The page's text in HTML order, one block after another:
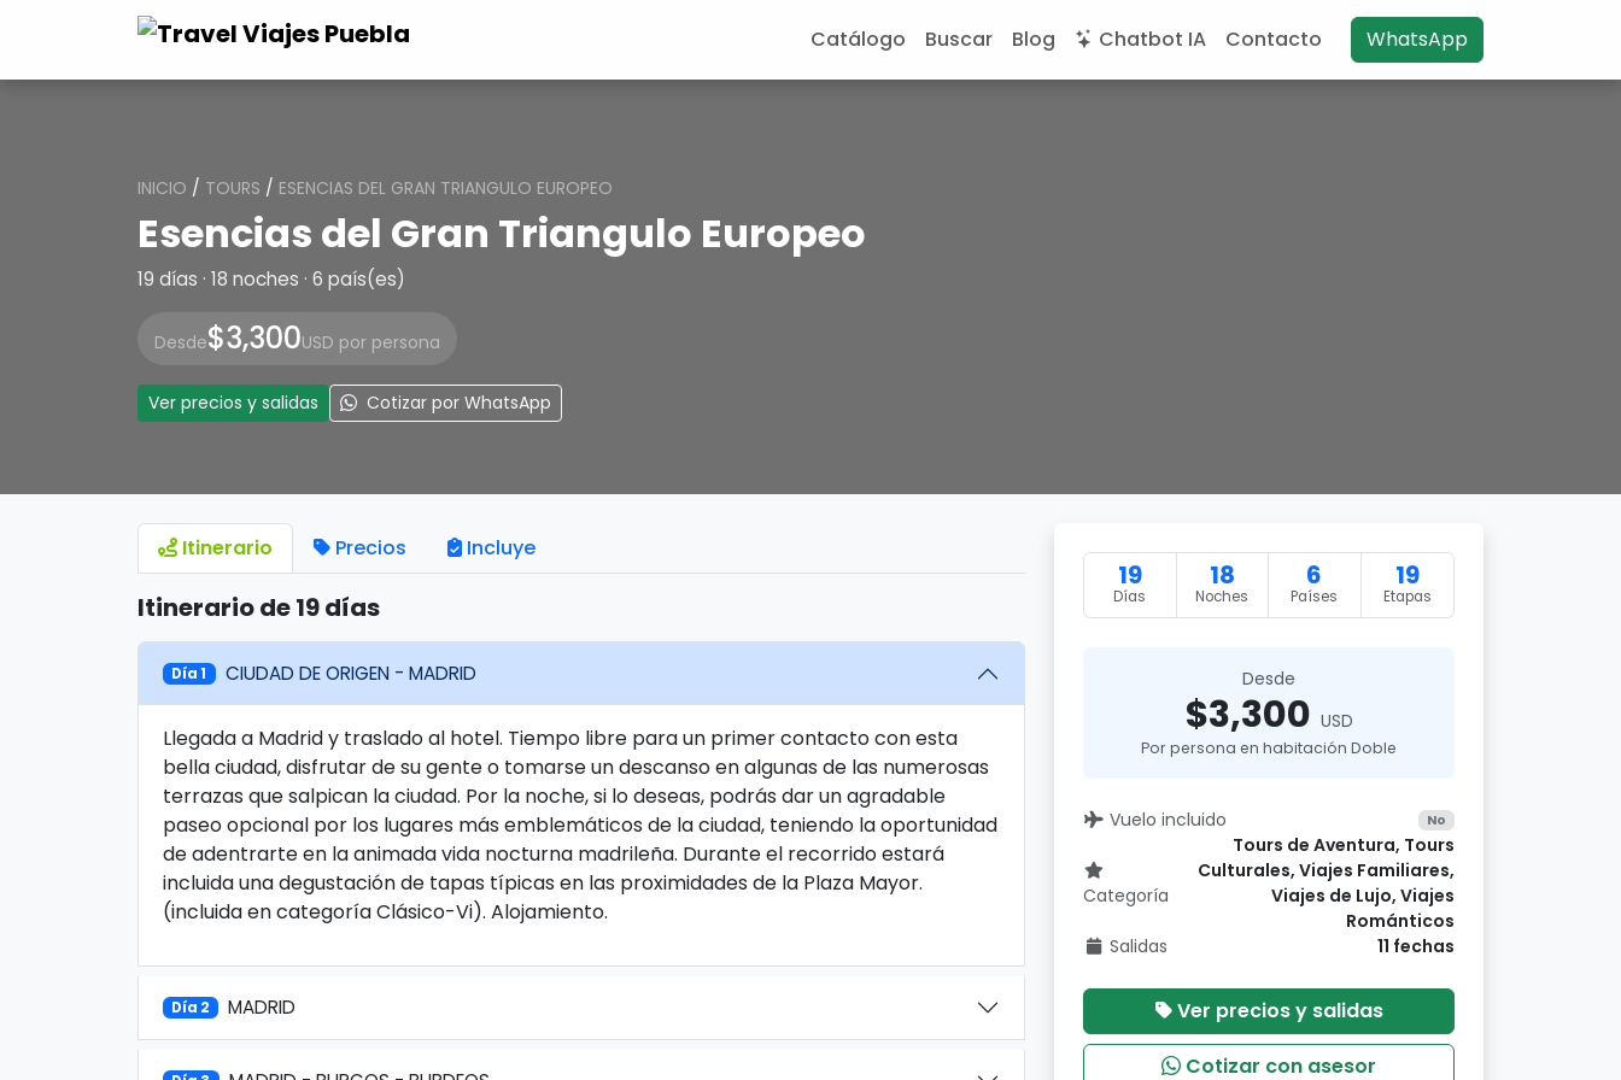
Catálogo Buscar Blog Chatbot IA Contacto WhatsApp
INICIO / TOURS / ESENCIAS DEL GRAN TRIANGULO EUROPEO
Esencias del Gran Triangulo Europeo
19 días · 18 noches · 6 país(es)
Desde$3,300USD por persona
Ver precios y salidas Cotizar por WhatsApp
Itinerario Precios Incluye
Itinerario de 19 días
Día 1 CIUDAD DE ORIGEN - MADRID
Llegada a Madrid y traslado al hotel. Tiempo libre para un primer contacto con esta
bella ciudad, disfrutar de su gente o tomarse un descanso en algunas de las numerosas
terrazas que salpican la ciudad. Por la noche, si lo deseas, podrás dar un agradable
paseo opcional por los lugares más emblemáticos de la ciudad, teniendo la oportunidad
de adentrarte en la animada vida nocturna madrileña. Durante el recorrido estará
incluida una degustación de tapas típicas en las proximidades de la Plaza Mayor.
(incluida en categoría Clásico-Vi). Alojamiento.
Día 2 MADRID
19
Días
18
Noches
6
Países
19
Etapas
Desde
$3,300 USD
Por persona en habitación Doble
Vuelo incluido No
Categoría
Tours de Aventura, Tours
Culturales, Viajes Familiares,
Viajes de Lujo, Viajes
Románticos
Salidas
11 fechas
Ver precios y salidas
Cotizar con asesor